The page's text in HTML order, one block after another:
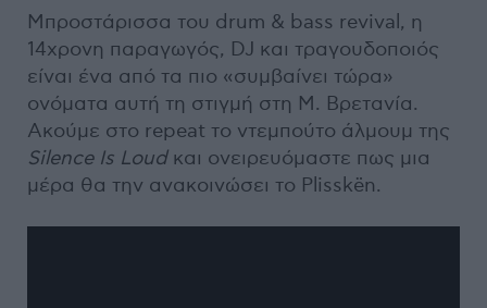
Μπροστάρισσα του drum & bass revival, η
14χρονη παραγωγός, DJ και τραγουδοποιός
είναι ένα από τα πιο «συμβαίνει τώρα»
ονόματα αυτή τη στιγμή στη Μ. Βρετανία.
Ακούμε στο repeat το ντεμπούτο άλμουμ της
Silence Is Loudκαι ονειρευόμαστε πως μια
μέρα θα την ανακοινώσει το Plisskën.